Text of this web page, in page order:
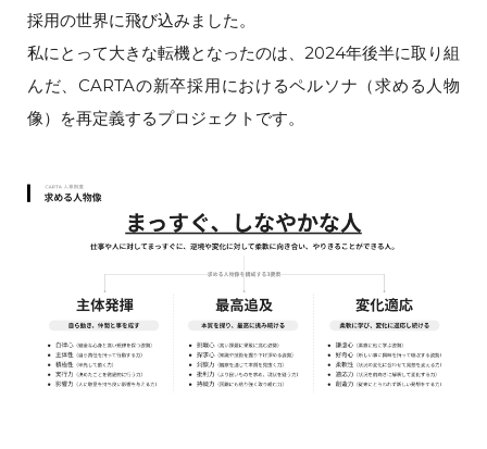
採用の世界に飛び込みました。
私にとって大きな転機となったのは、2024年後半に取り組
んだ、CARTAの新卒採用におけるペルソナ（求める人物
像）を再定義するプロジェクトです。